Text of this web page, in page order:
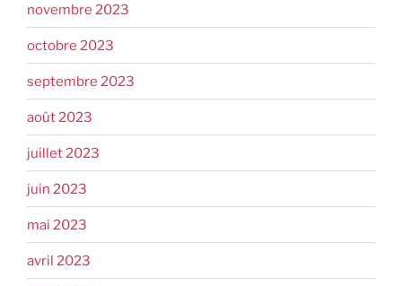
novembre 2023
octobre 2023
septembre 2023
août 2023
juillet 2023
juin 2023
mai 2023
avril 2023